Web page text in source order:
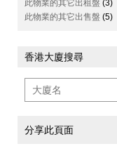
此物業的其它出租盤 (3)
此物業的其它出售盤 (5)
香港大廈搜尋
分享此頁面